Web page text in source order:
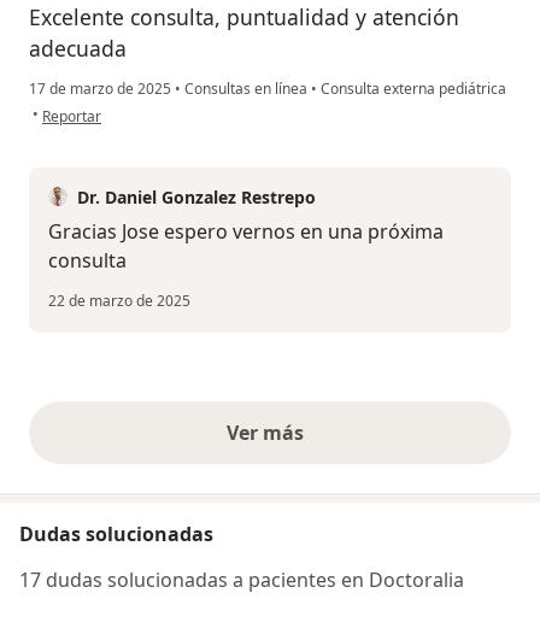
Excelente consulta, puntualidad y atención
adecuada
17 de marzo de 2025 • Consultas en línea • Consulta externa pediátrica
• en opinión del usuario José
Reportar
Dr. Daniel Gonzalez Restrepo
Gracias Jose espero vernos en una próxima
consulta
22 de marzo de 2025
Ver másopiniones anteriores
Dudas solucionadas
17 dudas solucionadas a pacientes en Doctoralia